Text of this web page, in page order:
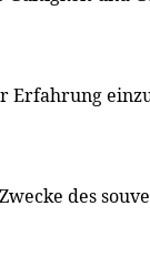
Erfahrung
des